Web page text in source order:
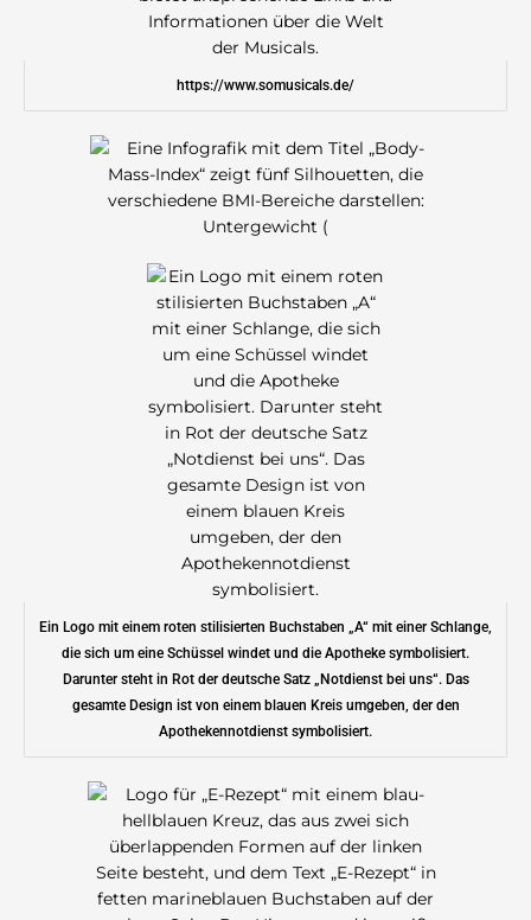
https://www.somusicals.de/
Ein Logo mit einem roten stilisierten Buchstaben „A“ mit einer Schlange,
die sich um eine Schüssel windet und die Apotheke symbolisiert.
Darunter steht in Rot der deutsche Satz „Notdienst bei uns“. Das
gesamte Design ist von einem blauen Kreis umgeben, der den
Apothekennotdienst symbolisiert.